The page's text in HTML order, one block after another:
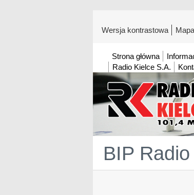
Wersja kontrastowa
Strona główna
Radio Kielce S.A.
BIP